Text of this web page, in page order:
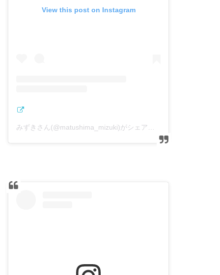
View this post on Instagram